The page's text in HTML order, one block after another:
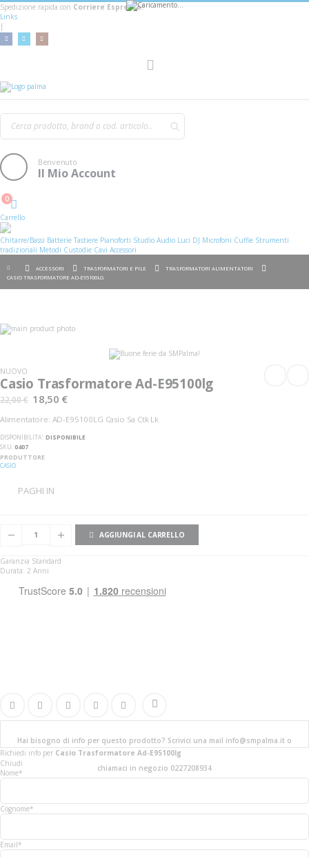
Spedizione rapida con Corriere Espresso!
Links
|
Benvenuto
Il Mio Account
Cart
0
Carrello
Chitarre/Bassi Batterie Tastiere Pianoforti Studio Audio Luci DJ Microfoni Cuffie Strumenti
tradizionali Metodi Custodie Cavi Accessori
ACCESSORI TRASFORMATORI E PILE
TRASFORMATORI ALIMENTATORI
CASIO TRASFORMATORE AD-E95100LG
Vai
alla
galleria
di
immagini
galleria
di
immagini
NUOVO
Casio Trasformatore Ad-E95100lg
22,00 € 18,50 €
Alimentatore: AD-E95100LG Casio Sa Ctk Lk
DISPONIBILITA':DISPONIBILE
SKU 0407
PRODUTTORE
CASIO
PAGHI IN
AGGIUNGI AL CARRELLO
Garanzia Standard
Durata: 2 Anni
Hai bisogno di info per questo prodotto? Scrivici una mail info@smpalma.it o
chiamaci in negozio 0227208934
Richiedi info per Casio Trasformatore Ad-E95100lg
Chiudi
Nome*
Cognome*
Email*